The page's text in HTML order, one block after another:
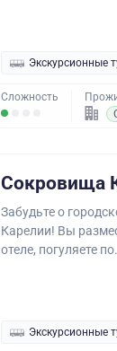
Экскурсионные
Сложность
Сокровища
Забудьте о
Карелии! Вы
отеле, погуляете
Экскурсионные